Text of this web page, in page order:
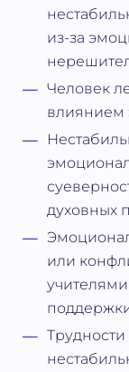
из-за
Человек
влиянием
духовных
или